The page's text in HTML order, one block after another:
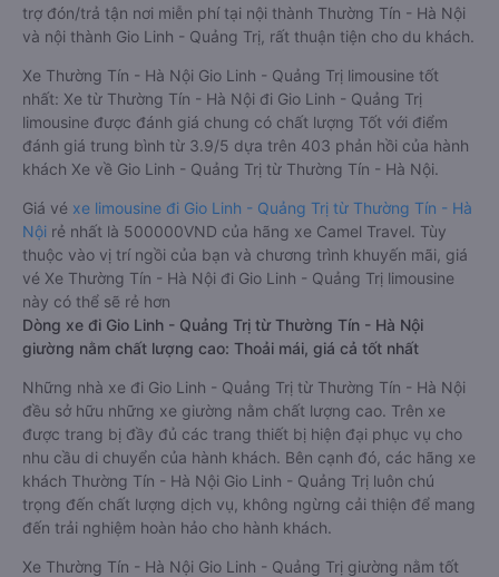
trợ đón/trả tận nơi miễn phí tại nội thành Thường Tín - Hà Nội
và nội thành Gio Linh - Quảng Trị, rất thuận tiện cho du khách.
Xe Thường Tín - Hà Nội Gio Linh - Quảng Trị limousine tốt
nhất: Xe từ Thường Tín - Hà Nội đi Gio Linh - Quảng Trị
limousine được đánh giá chung có chất lượng Tốt với điểm
đánh giá trung bình từ 3.9/5 dựa trên 403 phản hồi của hành
khách Xe về Gio Linh - Quảng Trị từ Thường Tín - Hà Nội.
Giá vé xe limousine đi Gio Linh - Quảng Trị từ Thường Tín - Hà
Nội rẻ nhất là 500000VND của hãng xe Camel Travel. Tùy
thuộc vào vị trí ngồi của bạn và chương trình khuyến mãi, giá
vé Xe Thường Tín - Hà Nội đi Gio Linh - Quảng Trị limousine
này có thể sẽ rẻ hơn
Dòng xe đi Gio Linh - Quảng Trị từ Thường Tín - Hà Nội
giường nằm chất lượng cao: Thoải mái, giá cả tốt nhất
Những nhà xe đi Gio Linh - Quảng Trị từ Thường Tín - Hà Nội
đều sở hữu những xe giường nằm chất lượng cao. Trên xe
được trang bị đầy đủ các trang thiết bị hiện đại phục vụ cho
nhu cầu di chuyển của hành khách. Bên cạnh đó, các hãng xe
khách Thường Tín - Hà Nội Gio Linh - Quảng Trị luôn chú
trọng đến chất lượng dịch vụ, không ngừng cải thiện để mang
đến trải nghiệm hoàn hảo cho hành khách.
Xe Thường Tín - Hà Nội Gio Linh - Quảng Trị giường nằm tốt